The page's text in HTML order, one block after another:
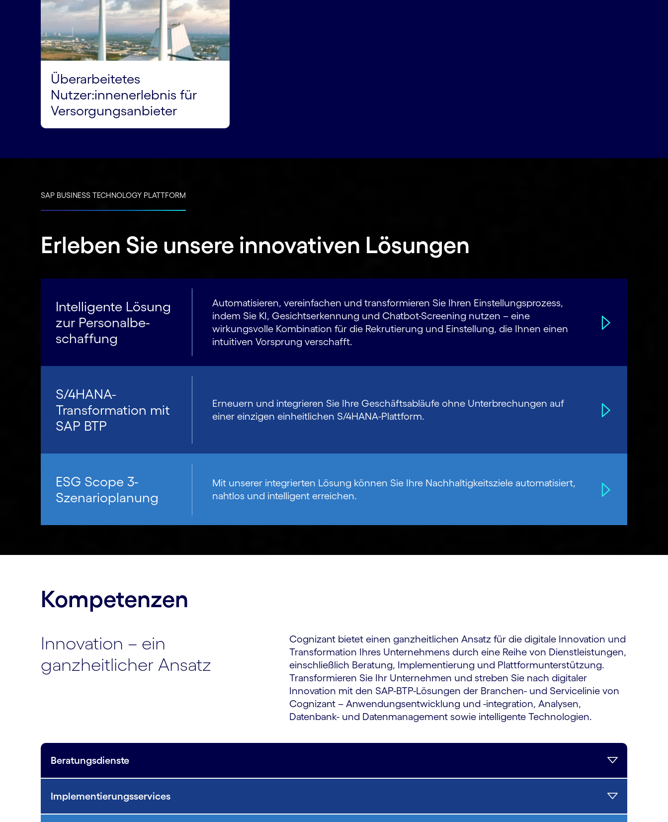
Überarbeitetes
Nutzer:innen­erlebnis für
Versorgungs­anbieter
SAP BUSINESS TECHNOLOGY PLATTFORM
Erleben Sie unsere innovativen Lösungen
Intelligente Lösung
zur Personalbe­
schaffung
Automatisieren, vereinfachen und transformieren Sie Ihren Einstellungs­prozess,
indem Sie KI, Gesichts­erkennung und Chatbot-Screening nutzen – eine
wirkungsvolle Kombination für die Rekrutierung und Einstellung, die Ihnen einen
intuitiven Vorsprung verschafft.
S/4HANA-
Transformation mit
SAP BTP
Erneuern und integrieren Sie Ihre Geschäftsabläufe ohne Unterbrechungen auf
einer einzigen einheitlichen S/4HANA-Plattform.
ESG Scope 3-
Szenarioplanung
Mit unserer integrierten Lösung können Sie Ihre Nachhaltigkeitsziele automatisiert,
nahtlos und intelligent erreichen.
Kompetenzen
Innovation – ein
ganzheitlicher Ansatz
Cognizant bietet einen ganzheitlichen Ansatz für die digitale Innovation und
Transformation Ihres Unternehmens durch eine Reihe von Dienst­leistungen,
einschließlich Beratung, Imple­mentierung und Platt­form­unterstützung.
Transformieren Sie Ihr Unternehmen und streben Sie nach digitaler
Innovation mit den SAP-BTP-Lösungen der Branchen- und Servicelinie von
Cognizant – Anwendungs­entwicklung und -integration, Analysen,
Datenbank- und Daten­management sowie intelligente Technologien.
Beratungsdienste
Implementierungsservices